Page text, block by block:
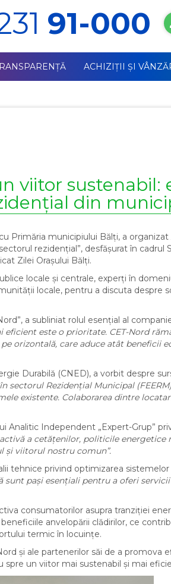
91-000
ACHIZIŢII ŞI
viitor sustenabil:
din
Primăria municipiului Bălți, a
rezidențial”, desfășurat în cadrul
Zilei Orașului Bălți.
locale și centrale, experți în
locale, pentru a discuta despre
a subliniat rolul esențial al
eficient este o prioritate. CET-Nord
orizontală, care aduce atât beneficii
Durabilă (CNED), a vorbit despre
sectorul Rezidențial Municipal
existente. Colaborarea dintre
Analitic Independent „Expert-Grup”
a cetățenilor, politicile energetice
și viitorul nostru comun”.
tehnice privind optimizarea sistemelor
pași esențiali pentru a oferi
consumatorilor asupra tranziției
anvelopării clădirilor, ce
termic în locuințe.
și ale partenerilor săi de a promova
spre un viitor mai sustenabil și mai